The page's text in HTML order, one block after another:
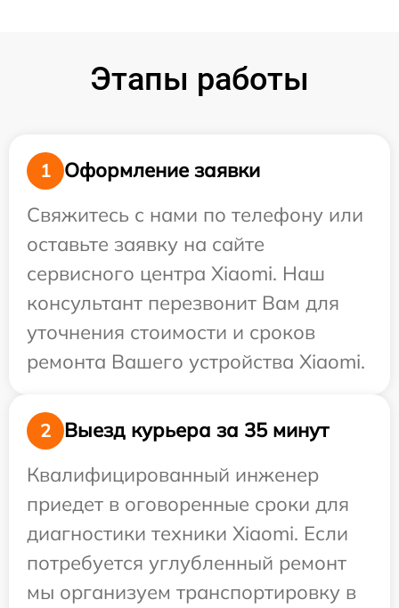
Этапы работы
1
Оформление заявки
Свяжитесь с нами по телефону или
оставьте заявку на сайте
сервисного центра Xiaomi. Наш
консультант перезвонит Вам для
уточнения стоимости и сроков
ремонта Вашего устройства Xiaomi.
2
Выезд курьера за 35 минут
Квалифицированный инженер
приедет в оговоренные сроки для
диагностики техники Xiaomi. Если
потребуется углубленный ремонт
мы организуем транспортировку в